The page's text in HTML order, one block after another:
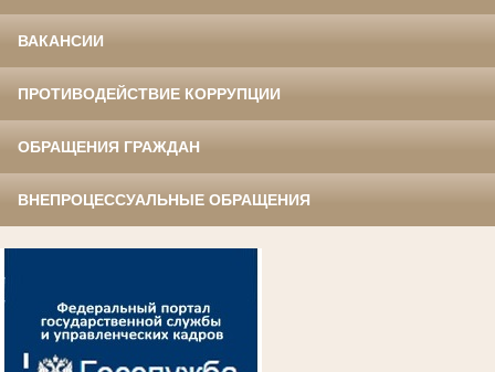
ВАКАНСИИ
ПРОТИВОДЕЙСТВИЕ КОРРУПЦИИ
ОБРАЩЕНИЯ ГРАЖДАН
ВНЕПРОЦЕССУАЛЬНЫЕ ОБРАЩЕНИЯ